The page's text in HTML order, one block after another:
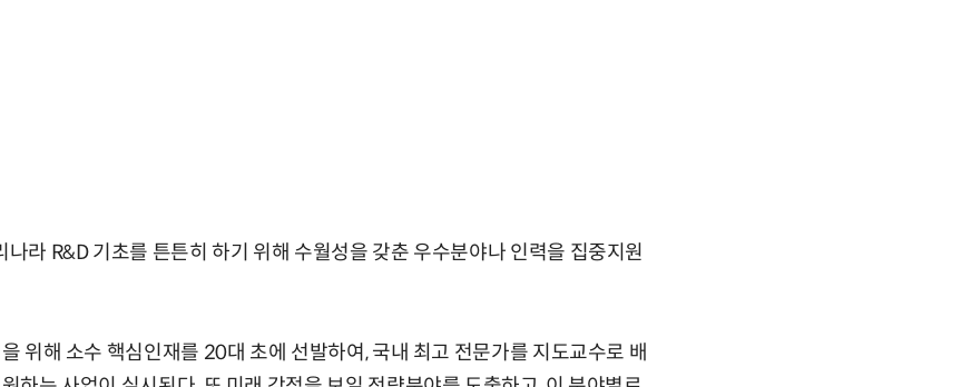
라 R&D 기초를 튼튼히 하기 위해 수월성을 갖춘 우수분야나 인력을 집중지원
위해 소수 핵심인재를 20대 초에 선발하여, 국내 최고 전문가를 지도교수로 배